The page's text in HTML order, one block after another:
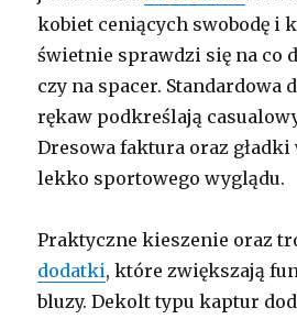
kobiet ceniących swobodę i
świetnie sprawdzi się na co
czy na spacer. Standardowa
rękaw podkreślają
Dresowa faktura oraz gładki
lekko sportowego wyglądu.
Praktyczne kieszenie oraz
dodatki, które zwiększają
bluzy. Dekolt typu kaptur